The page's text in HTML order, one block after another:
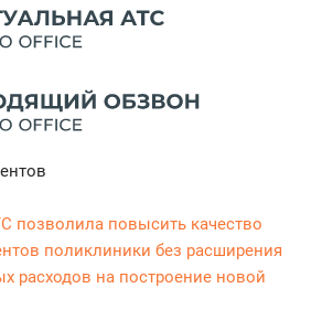
позволила повысить качество
поликлиники без расширения
расходов на построение новой